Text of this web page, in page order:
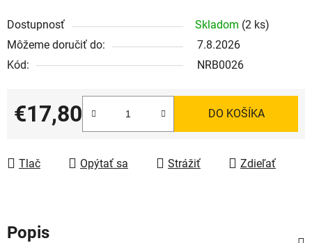
Dostupnosť Skladom (2 ks)
Môžeme doručiť do:
7.8.2026
Kód:
NRB0026
€17,80
Jednotková cena:
DO KOŠÍKA
Tlač Opýtať sa Strážiť Zdieľať
Popis